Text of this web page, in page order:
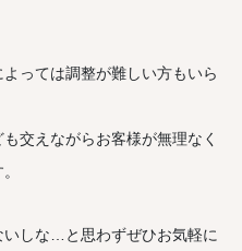
っては調整が難しい方もいら
交えながらお客様が無理なく
しな…と思わずぜひお気軽に